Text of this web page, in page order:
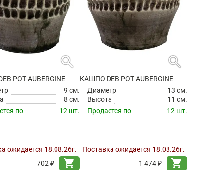
search
POT AUBERGINE
9 см.
8 см.
по
12 шт.
ожидается 18.08.26г.
702 ₽
shopping_cart
search
КАШПО DEB POT AUBERGINE
Диаметр
13 см.
Высота
11 см.
Продается по
12 шт.
Поставка ожидается 18.08.26г.
1 474 ₽
shopping_cart